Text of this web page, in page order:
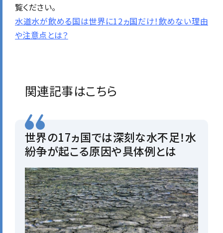
覧ください。
水道水が飲める国は世界に12ヵ国だけ！飲めない理由
や注意点とは？
関連記事はこちら
世界の17ヵ国では深刻な水不足！水
紛争が起こる原因や具体例とは